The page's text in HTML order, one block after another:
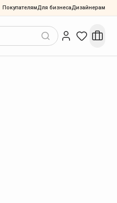
ПокупателямДля бизнесаДизайнерам